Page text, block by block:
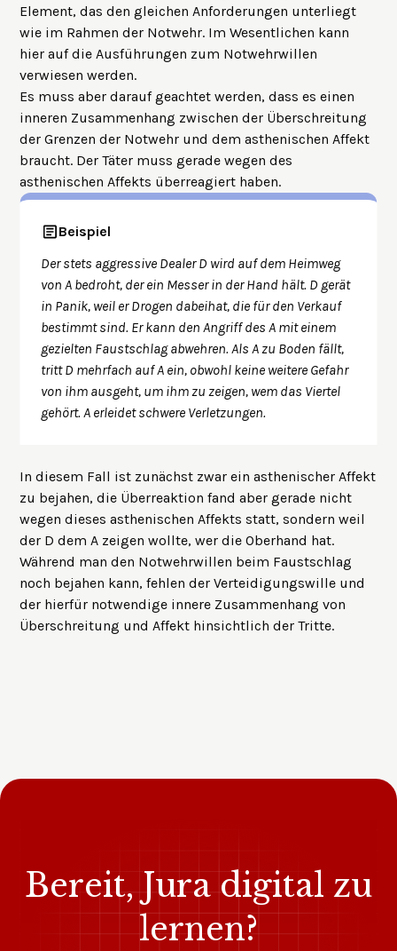
Element, das den gleichen Anforderungen unterliegt
wie im Rahmen der Notwehr. Im Wesentlichen kann
hier auf dieAusführungen zum Notwehrwillen
verwiesen werden.
Es muss aber darauf geachtet werden, dass es einen
inneren Zusammenhang zwischen der Überschreitung
der Grenzen der Notwehr und dem asthenischen Affekt
braucht. Der Täter muss gerade wegen des
asthenischen Affekts überreagiert haben.
Beispiel
Der stets aggressive Dealer D wird auf dem Heimweg
von A bedroht, der ein Messer in der Hand hält. D gerät
in Panik, weil er Drogen dabeihat, die für den Verkauf
bestimmt sind. Er kann den Angriff des A mit einem
gezielten Faustschlag abwehren. Als A zu Boden fällt,
tritt D mehrfach auf A ein, obwohl keine weitere Gefahr
von ihm ausgeht, um ihm zu zeigen, wem das Viertel
gehört. A erleidet schwere Verletzungen.
In diesem Fall ist zunächst zwar ein asthenischer Affekt
zu bejahen, die Überreaktion fand aber gerade nicht
wegen dieses asthenischen Affekts statt, sondern weil
der D dem A zeigen wollte, wer die Oberhand hat.
Während man den Notwehrwillen beim Faustschlag
noch bejahen kann, fehlen der Verteidigungswille und
der hierfür notwendige innere Zusammenhang von
Überschreitung und Affekt hinsichtlich der Tritte.
Bereit, Jura digital zu
lernen?